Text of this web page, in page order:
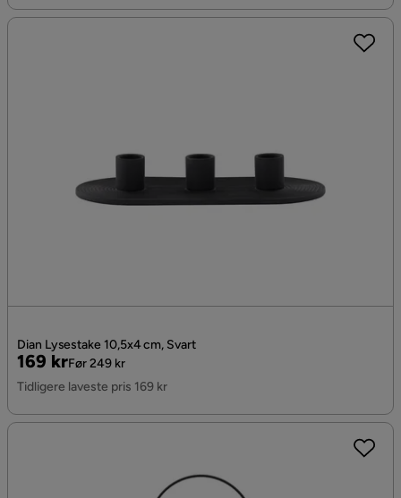
Dian Lysestake 10,5x4 cm, Svart
Pris
169 kr
Original
Pris
Før 249 kr
Tidligere laveste pris 169 kr